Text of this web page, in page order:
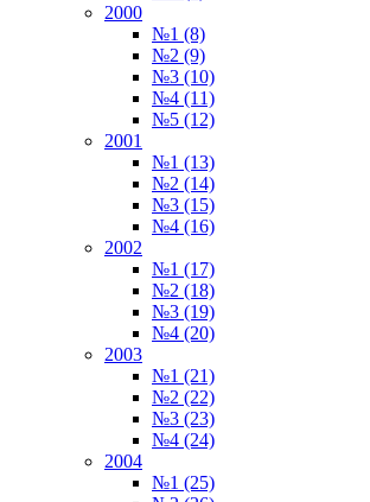
2000
№1 (8)
№2 (9)
№3 (10)
№4 (11)
№5 (12)
2001
№1 (13)
№2 (14)
№3 (15)
№4 (16)
2002
№1 (17)
№2 (18)
№3 (19)
№4 (20)
2003
№1 (21)
№2 (22)
№3 (23)
№4 (24)
2004
№1 (25)